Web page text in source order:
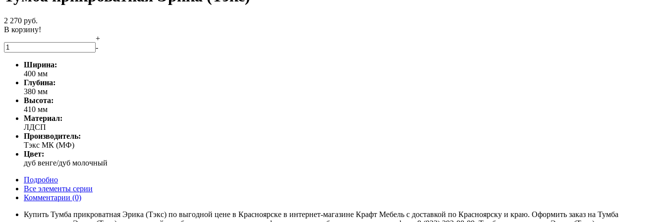
2 270 руб.
В корзину!
+
-
Ширина:
400 мм
Глубина:
380 мм
Высота:
410 мм
Материал:
ЛДСП
Производитель:
Тэкс МК (МФ)
Цвет:
дуб венге/дуб молочный
Подробно
Все элементы серии
Комментарии (0)
Купить Тумба прикроватная Эрика (Тэкс) по выгодной цене в Красноярске в интернет-магазине Крафт Мебель с доставкой по Красноярску и краю. Оформить заказ на Тумба